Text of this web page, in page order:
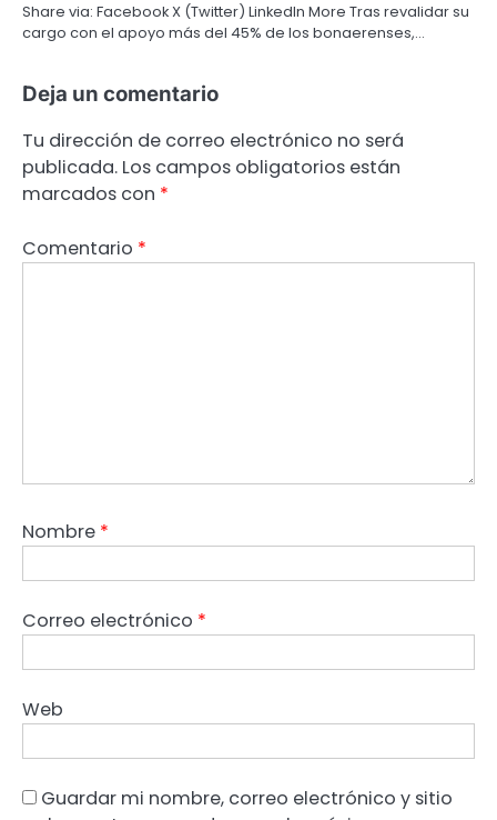
Share via: Facebook X (Twitter) LinkedIn More Tras revalidar su
cargo con el apoyo más del 45% de los bonaerenses,…
Deja un comentario
Tu dirección de correo electrónico no será
publicada. Los campos obligatorios están
marcados con *
Comentario *
Nombre *
Correo electrónico *
Web
Guardar mi nombre, correo electrónico y sitio